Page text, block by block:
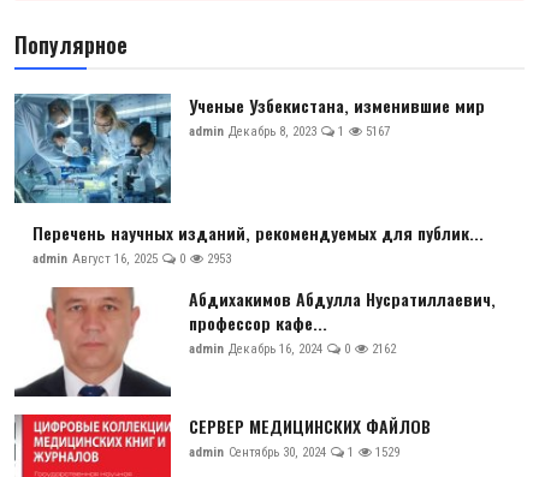
Популярное
Ученые Узбекистана, изменившие мир
admin Декабрь 8, 2023 1 5167
Перечень научных изданий, рекомендуемых для публик...
admin Август 16, 2025 0 2953
Абдихакимов Абдулла Нусратиллаевич,
профессор кафе...
admin Декабрь 16, 2024 0 2162
СЕРВЕР МЕДИЦИНСКИХ ФАЙЛОВ
admin Сентябрь 30, 2024 1 1529